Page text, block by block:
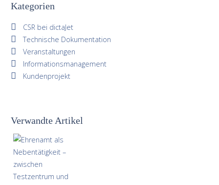
Kategorien
CSR bei dictaJet
Technische Dokumentation
Veranstaltungen
Informationsmanagement
Kundenprojekt
Verwandte Artikel